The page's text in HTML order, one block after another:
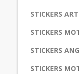
STICKERS
STICKERS
STICKERS
STICKERS